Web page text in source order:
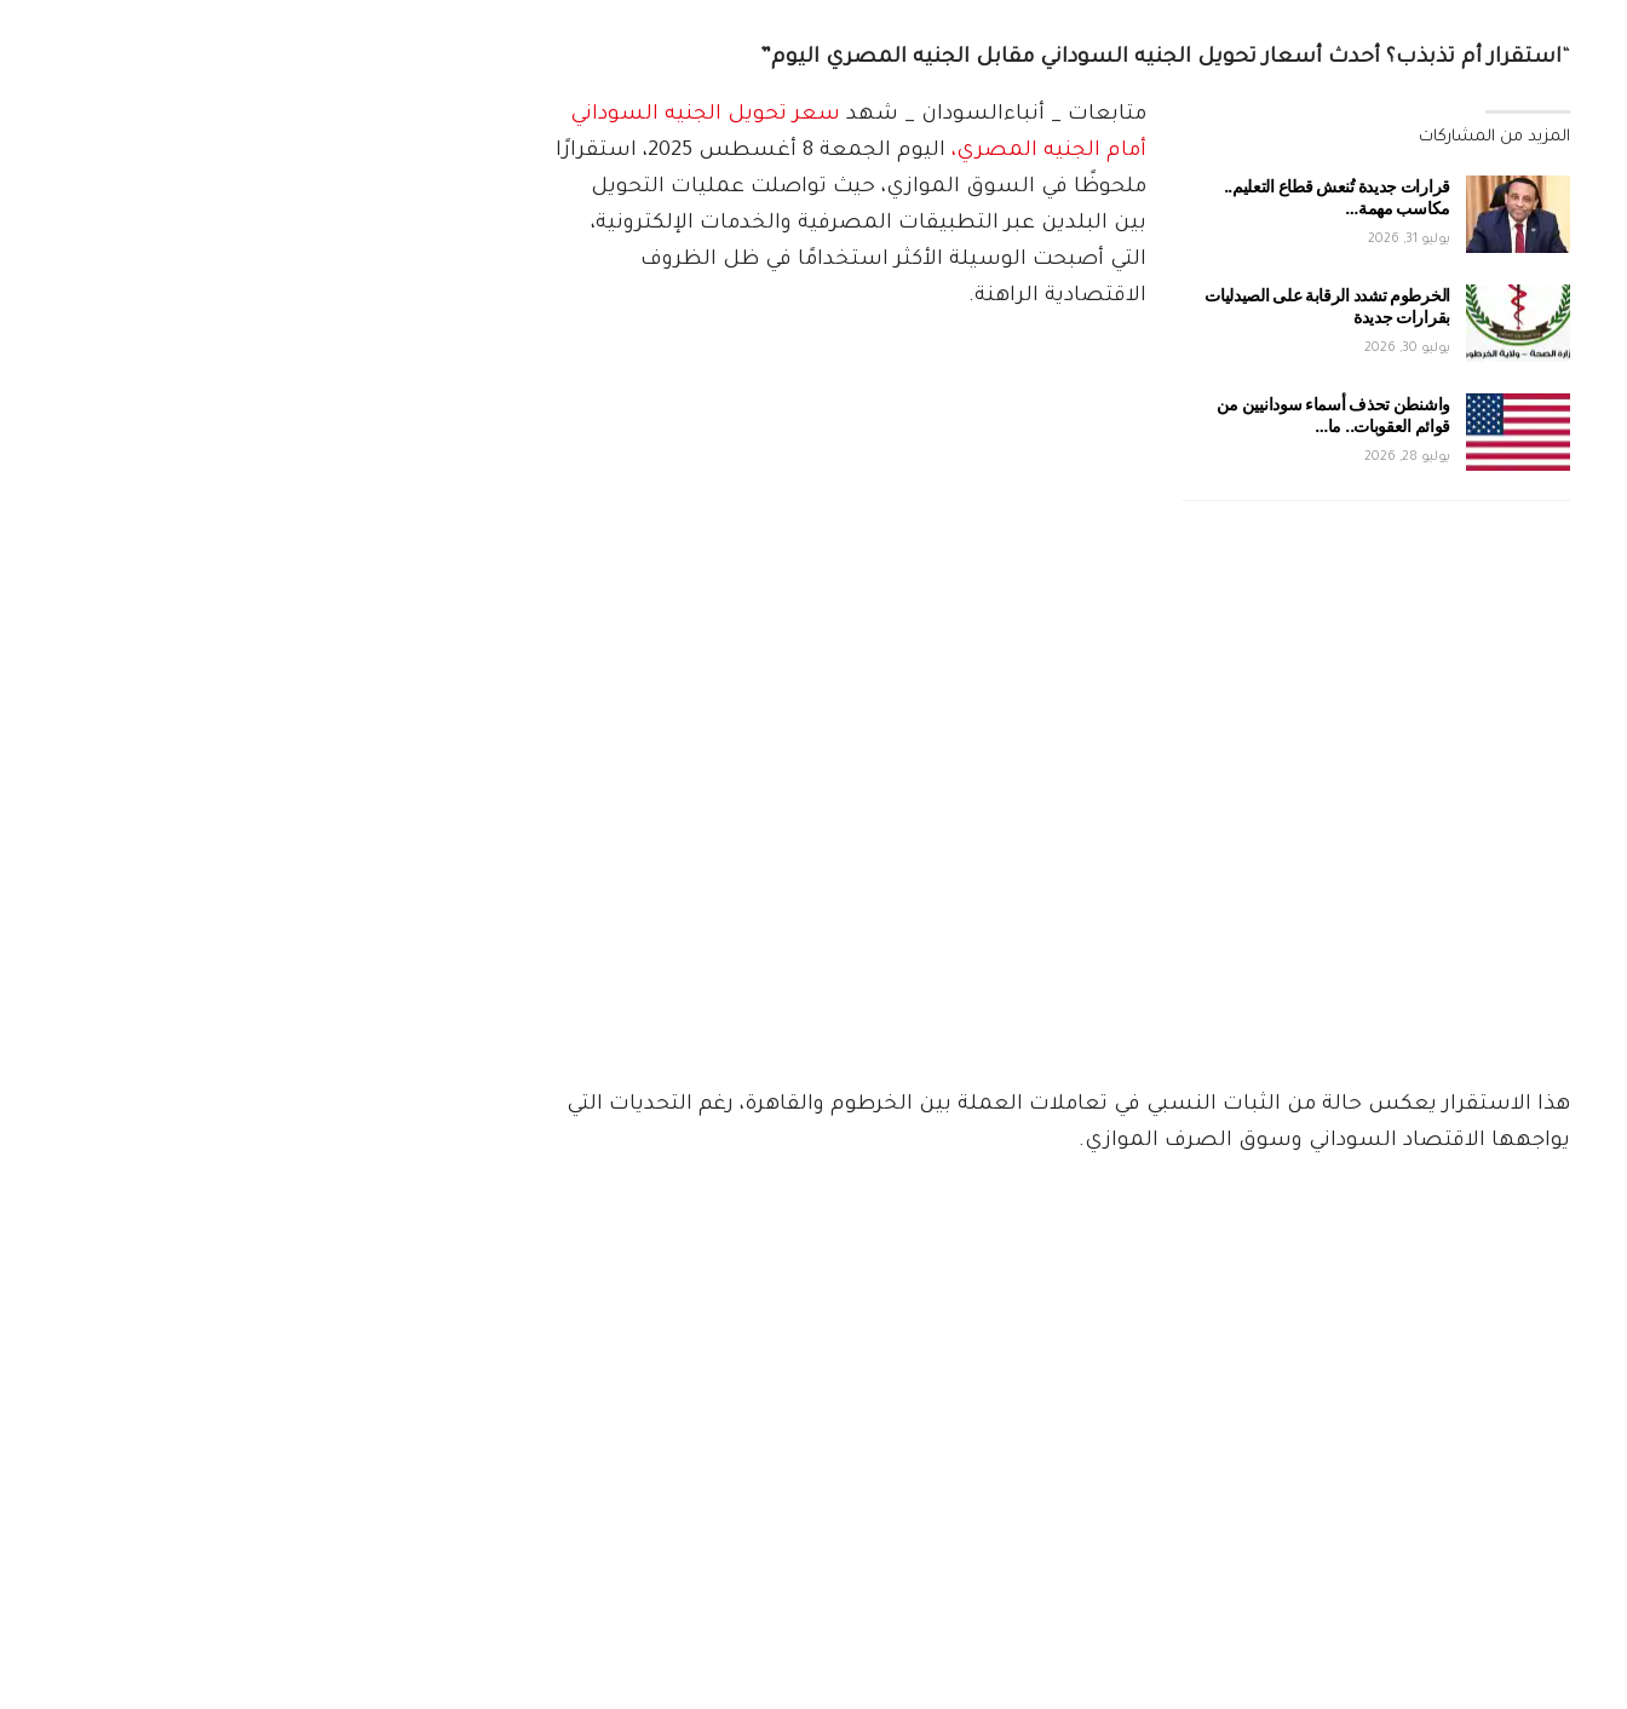
استقرار أم تذبذب؟ أحدث أسعار تحويل الجنيه السوداني مقابل الجنيه المصري اليوم”
المزيد من المشاركات
قرارات جديدة تُنعش قطاع التعليم..
مكاسب مهمة…
يوليو 31, 2026
الخرطوم تشدد الرقابة على الصيدليات
بقرارات جديدة
يوليو 30, 2026
واشنطن تحذف أسماء سودانيين من
قوائم العقوبات.. ما…
يوليو 28, 2026
متابعات _ أنباءالسودان _ شهد سعر تحويل الجنيه السوداني
أمام الجنيه المصري،
اليوم الجمعة 8 أغسطس 2025، استقرارًا
ملحوظًا في السوق الموازي، حيث تواصلت عمليات التحويل
بين البلدين عبر التطبيقات المصرفية والخدمات الإلكترونية،
التي أصبحت الوسيلة الأكثر استخدامًا في ظل الظروف
الاقتصادية الراهنة.
هذا الاستقرار يعكس حالة من الثبات النسبي في تعاملات العملة بين الخرطوم والقاهرة، رغم التحديات التي
يواجهها الاقتصاد السوداني وسوق الصرف الموازي.